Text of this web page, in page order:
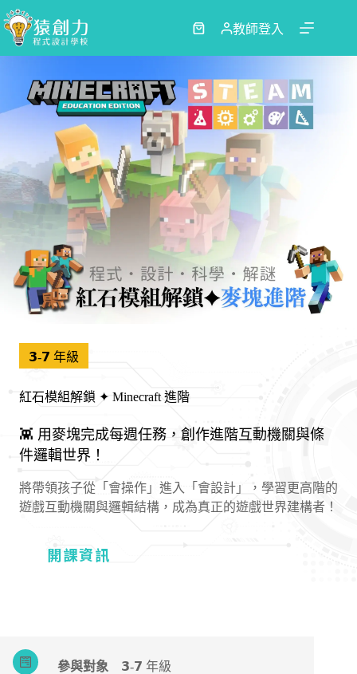
跳
至
購
物
車
教師登入
𝟯-𝟳 年級
紅石模組解鎖 ✦ Minecraft 進階
👾 用麥塊完成每週任務，創作進階互動機關與條
件邏輯世界！
將帶領孩子從「會操作」進入「會設計」，學習更高階的
遊戲互動機關與邏輯結構，成為真正的遊戲世界建構者！
開課資訊
參與對象 𝟯-𝟳 年級